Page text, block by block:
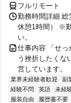
フルリモート
勤務時間詳細 総
休憩1時間） ※
い。
仕事内容 「せっ
う挫折したくな
営しています。
業界未経験者歓迎 副
経験不問
英語 未経
服装自由
履歴書不要